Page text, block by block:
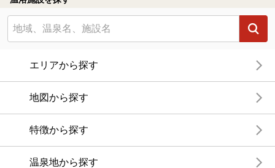
エリアから探す
地図から探す
特徴から探す
温泉地から探す